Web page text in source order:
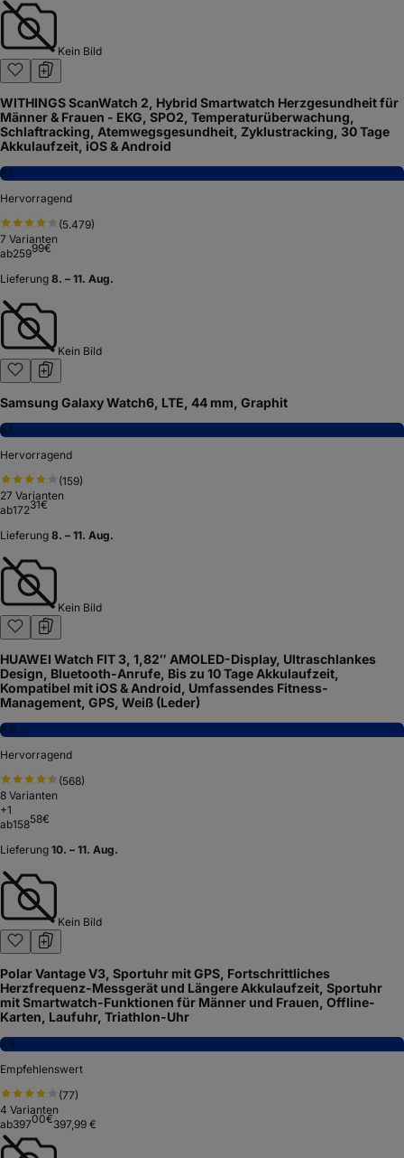
Kein Bild
WITHINGS ScanWatch 2, Hybrid Smartwatch Herzgesundheit für
Männer & Frauen - EKG, SPO2, Temperaturüberwachung,
Schlaftracking, Atemwegsgesundheit, Zyklustracking, 30 Tage
Akkulaufzeit, iOS & Android
8,1
Hervorragend
(5.479)
7 Varianten
ab25999€
Lieferung 8. – 11. Aug.
Kein Bild
Samsung Galaxy Watch6, LTE, 44 mm, Graphit
8,1
Hervorragend
(159)
27 Varianten
ab17231€
Lieferung 8. – 11. Aug.
Kein Bild
HUAWEI Watch FIT 3, 1,82″ AMOLED-Display, Ultraschlankes
Design, Bluetooth-Anrufe, Bis zu 10 Tage Akkulaufzeit,
Kompatibel mit iOS & Android, Umfassendes Fitness-
Management, GPS, Weiß (Leder)
8,0
Hervorragend
(568)
8 Varianten
+1
ab15858€
Lieferung 10. – 11. Aug.
Kein Bild
Polar Vantage V3, Sportuhr mit GPS, Fortschrittliches
Herzfrequenz-Messgerät und Längere Akkulaufzeit, Sportuhr
mit Smartwatch-Funktionen für Männer und Frauen, Offline-
Karten, Laufuhr, Triathlon-Uhr
7,9
Empfehlenswert
(77)
4 Varianten
ab39700€397,99 €